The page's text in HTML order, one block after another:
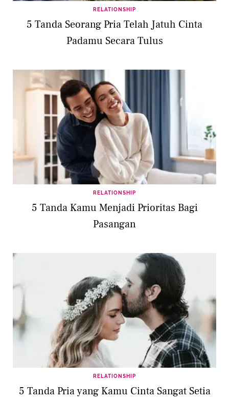
RELATIONSHIP
5 Tanda Seorang Pria Telah Jatuh Cinta
Padamu Secara Tulus
RELATIONSHIP
5 Tanda Kamu Menjadi Prioritas Bagi
Pasangan
RELATIONSHIP
5 Tanda Pria yang Kamu Cinta Sangat Setia